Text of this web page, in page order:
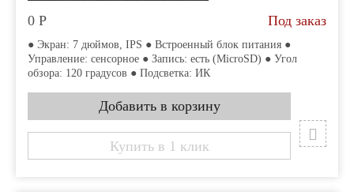
0 Р Под заказ
● Экран: 7 дюймов, IPS ● Встроенный блок питания ●
Управление: сенсорное ● Запись: есть (MicroSD) ● Угол
обзора: 120 градусов ● Подсветка: ИК
Купить в 1 клик